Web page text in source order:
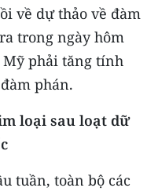
về dự thảo về đàm
trong ngày hôm
phải tăng tính
phán.
loại sau loạt dữ
tuần, toàn bộ các